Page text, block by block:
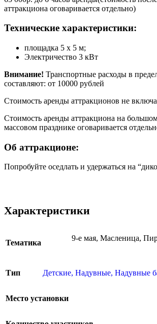
аттракциона оговаривается отдельно)
Технические характеристики:
площадка 5 х 5 м;
Электричество 3 кВт
Внимание! Транспортные расходы в
составляют: от 10000 рублей
Стоимость аренды аттракционов не
Стоимость аренды аттракциона на
массовом празднике оговаривается
Об аттракционе:
Попробуйте оседлать и удержаться на
Характеристики
Тематика
9-е мая, Масленица,
Тип Детские, Надувные, Надувные
Место установки